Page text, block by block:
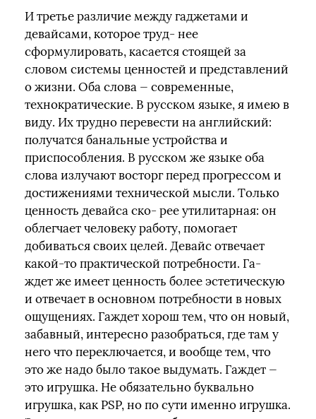
И третье различие между гаджетами и
девайсами, которое труд- нее
сформулировать, касается стоящей за
словом системы ценностей и представлений
о жизни. Оба слова — современные,
технократические. В русском языке, я имею в
виду. Их трудно перевести на английский:
получатся банальные устройства и
приспособления. В русском же языке оба
слова излучают восторг перед прогрессом и
достижениями технической мысли. Только
ценность девайса ско- рее утилитарная: он
облегчает человеку работу, помогает
добиваться своих целей. Девайс отвечает
какой-то практической потребности. Га‐
ждет же имеет ценность более эстетическую
и отвечает в основном потребности в новых
ощущениях. Гаждет хорош тем, что он новый,
забавный, интересно разобраться, где там у
него что переключается, и вообще тем, что
это же надо было такое выдумать. Гаждет —
это игрушка. Не обязательно буквально
игрушка, как PSP, но по сути именно игрушка.